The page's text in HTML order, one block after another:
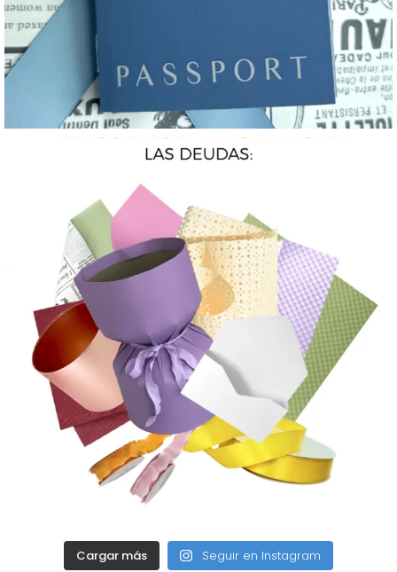
Cargar más Seguir en Instagram